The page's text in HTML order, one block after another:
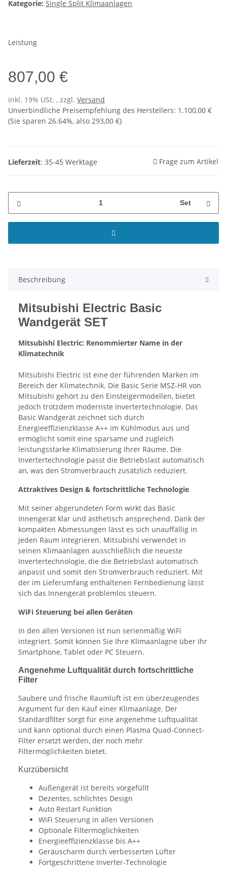
Kategorie: Single Split Klimaanlagen
Leistung
807,00 €
inkl. 19% USt. , zzgl. Versand
Unverbindliche Preisempfehlung des Herstellers: 1.100,00 €
(Sie sparen 26.64%, also 293,00 €)
Lieferzeit: 35-45 Werktage Frage zum Artikel
Set
Beschreibung
Mitsubishi Electric Basic
Wandgerät SET
Mitsubishi Electric: Renommierter Name in der
Klimatechnik
Mitsubishi Electric ist eine der führenden Marken im
Bereich der Klimatechnik. Die Basic Serie MSZ-HR von
Mitsubishi gehört zu den Einsteigermodellen, bietet
jedoch trotzdem modernste Invertertechnologie. Das
Basic Wandgerät zeichnet sich durch
Energieeffizienzklasse A++ im Kühlmodus aus und
ermöglicht somit eine sparsame und zugleich
leistungsstarke Klimatisierung Ihrer Räume. Die
Invertertechnologie passt die Betriebslast automatisch
an, was den Stromverbrauch zusätzlich reduziert.
Attraktives Design & fortschrittliche Technologie
Mit seiner abgerundeten Form wirkt das Basic
Innengerät klar und ästhetisch ansprechend. Dank der
kompakten Abmessungen lässt es sich unauffällig in
jeden Raum integrieren. Mitsubishi verwendet in
seinen Klimaanlagen ausschließlich die neueste
Invertertechnologie, die die Betriebslast automatisch
anpasst und somit den Stromverbrauch reduziert. Mit
der im Lieferumfang enthaltenen Fernbedienung lässt
sich das Innengerät problemlos steuern.
WiFi Steuerung bei allen Geräten
In den allen Versionen ist nun serienmäßig WiFi
integriert. Somit können Sie Ihre Klimaanlagne über Ihr
Smartphone, Tablet oder PC Steuern.
Angenehme Luftqualität durch fortschrittliche
Filter
Saubere und frische Raumluft ist ein überzeugendes
Argument für den Kauf einer Klimaanlage. Der
Standardfilter sorgt für eine angenehme Luftqualität
und kann optional durch einen Plasma Quad-Connect-
Filter ersetzt werden, der noch mehr
Filtermöglichkeiten bietet.
Kurzübersicht
Außengerät ist bereits vorgefüllt
Dezentes, schlichtes Design
Auto Restart Funktion
WiFi Steuerung in allen Versionen
Optionale Filtermöglichkeiten
Energieeffizienzklasse bis A++
Geräuscharm durch verbesserten Lüfter
Fortgeschrittene Inverter-Technologie